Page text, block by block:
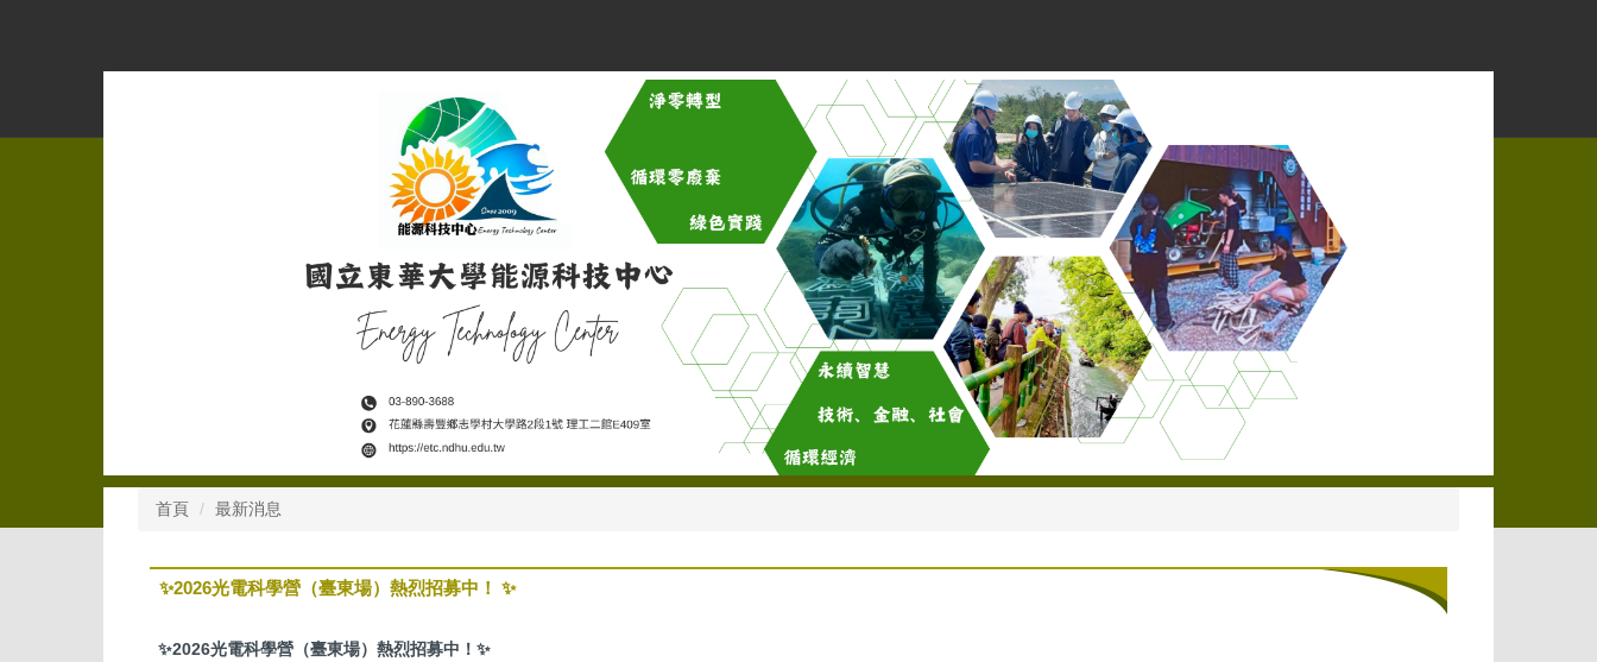
容
首頁 最新消息
✨2026光電科學營（臺東場）熱烈招募中！ ✨
✨2026光電科學營（臺東場）熱烈招募中！✨